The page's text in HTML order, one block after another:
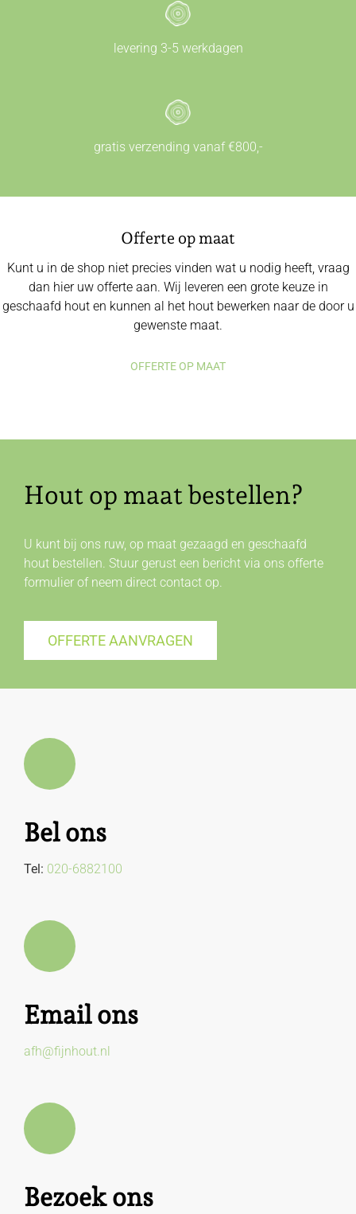
levering 3-5 werkdagen
gratis verzending vanaf €800,-
Offerte op maat
Kunt u in de shop niet precies vinden wat u nodig heeft, vraag
dan hier uw offerte aan. Wij leveren een grote keuze in
geschaafd hout en kunnen al het hout bewerken naar de door u
gewenste maat.
OFFERTE OP MAAT
Hout op maat bestellen?
U kunt bij ons ruw, op maat gezaagd en geschaafd
hout bestellen. Stuur gerust een bericht via ons offerte
formulier of neem direct contactop.
OFFERTE AANVRAGEN
Bel ons
Tel: 020-6882100
Email ons
afh@fijnhout.nl
Bezoek ons